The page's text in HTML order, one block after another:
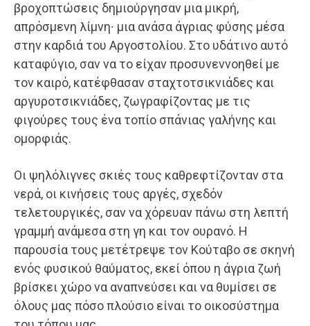
βροχοπτώσεις δημιούργησαν μια μικρή,
απρόσμενη λίμνη∙ μια ανάσα άγριας φύσης μέσα
στην καρδιά του Αργοστολίου. Στο υδάτινο αυτό
καταφύγιο, σαν να το είχαν προσυνεννοηθεί με
τον καιρό, κατέφθασαν σταχτοτσικνιάδες και
αργυροτσικνιάδες, ζωγραφίζοντας με τις
φιγούρες τους ένα τοπίο σπάνιας γαλήνης και
ομορφιάς.
Οι ψηλόλιγνες σκιές τους καθρεφτίζονταν στα
νερά, οι κινήσεις τους αργές, σχεδόν
τελετουργικές, σαν να χόρευαν πάνω στη λεπτή
γραμμή ανάμεσα στη γη και τον ουρανό. Η
παρουσία τους μετέτρεψε τον Κούταβο σε σκηνή
ενός φυσικού θαύματος, εκεί όπου η άγρια ζωή
βρίσκει χώρο να αναπνεύσει και να θυμίσει σε
όλους μας πόσο πλούσιο είναι το οικοσύστημα